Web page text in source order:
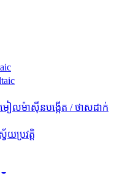
មៀលម៉ាស៊ីនបង្កើត / ថាសដាក់
វ័យ​ប្រវត្តិ